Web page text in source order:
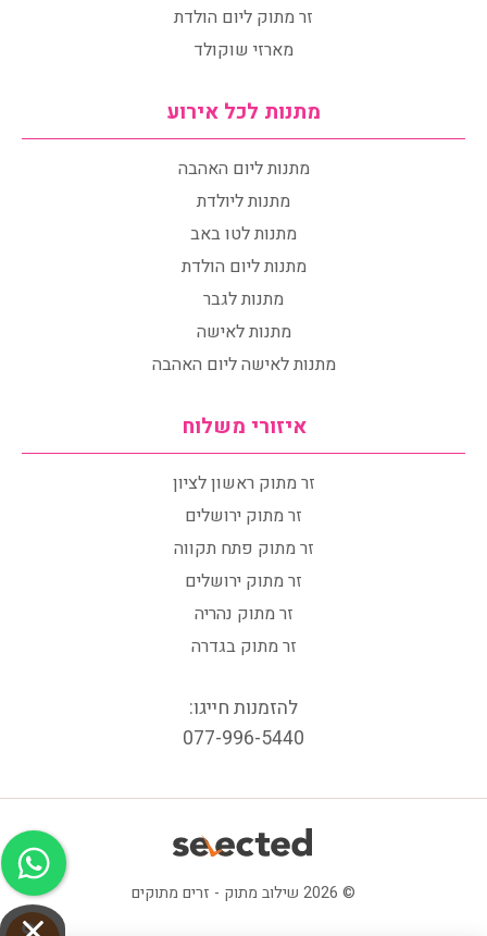
זר מתוק ליום הולדת
מארזי שוקולד
מתנות לכל אירוע
מתנות ליום האהבה
מתנות ליולדת
מתנות לטו באב
מתנות ליום הולדת
מתנות לגבר
מתנות לאישה
מתנות לאישה ליום האהבה
איזורי משלוח
זר מתוק ראשון לציון
זר מתוק ירושלים
זר מתוק פתח תקווה
זר מתוק ירושלים
זר מתוק נהריה
זר מתוק בגדרה
להזמנות חייגו:
077-996-5440
© 2026 שילוב מתוק - זרים מתוקים